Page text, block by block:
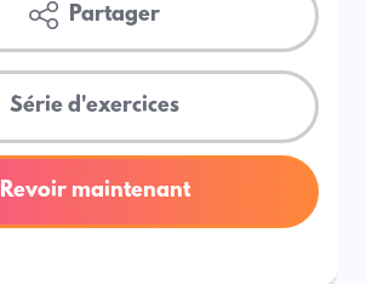
Partager
Série d'exercices
Revoir maintenant